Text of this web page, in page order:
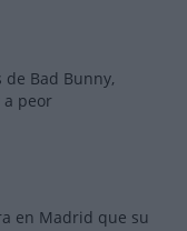
de Bad Bunny,
a peor
en Madrid que su